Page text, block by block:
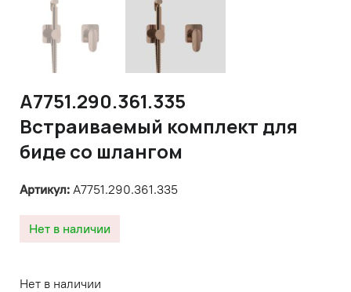
A7751.290.361.335
Встраиваемый комплект для
биде со шлангом
Артикул: A7751.290.361.335
Нет в наличии
Нет в наличии